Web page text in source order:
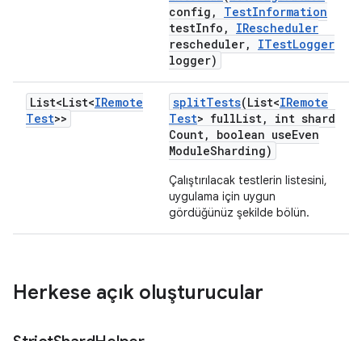
config , TestInformation
testInfo ,
IRescheduler
rescheduler, ITestLogger
logger)
List<List<IRemote
Test>>
splitTests(List<IRemote
Test> fullList,
int shard
Count, boolean useEven
ModuleSharding)
Çalıştırılacak testlerin listesini,
uygulama için uygun
gördüğünüz şekilde bölün.
Herkese açık oluşturucular